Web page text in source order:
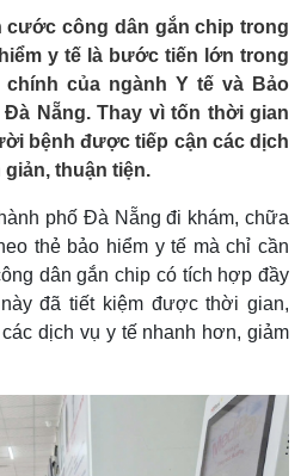
cước công dân gắn chip trong
y tế là bước tiến lớn trong
của ngành Y tế và Bảo
Nẵng. Thay vì tốn thời gian
bệnh được tiếp cận các dịch
thuận tiện.
phố Đà Nẵng đi khám, chữa
thẻ bảo hiểm y tế mà chỉ cần
dân gắn chip có tích hợp đầy
đã tiết kiệm được thời gian,
dịch vụ y tế nhanh hơn, giảm